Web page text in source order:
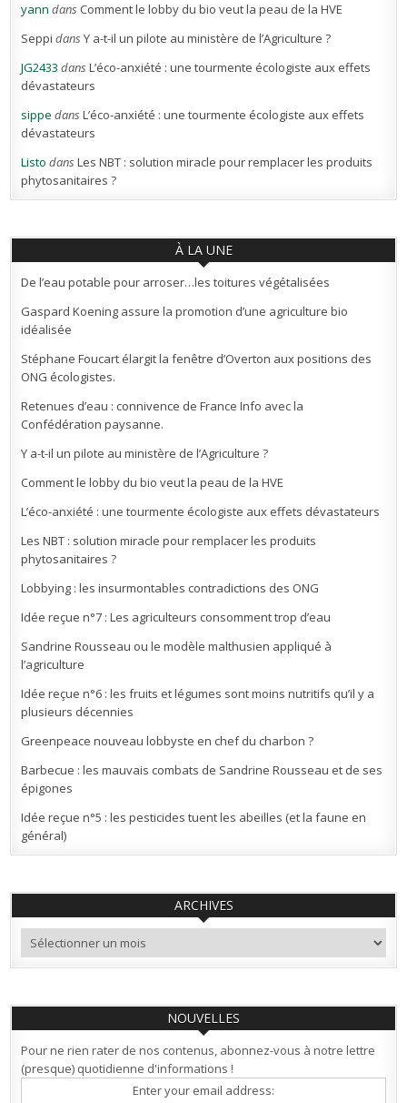
yann dans Comment le lobby du bio veut la peau de la HVE
Seppi dansY a-t-il un pilote au ministère de l’Agriculture ?
JG2433 dansL’éco-anxiété : une tourmente écologiste aux effets
dévastateurs
sippe dansL’éco-anxiété : une tourmente écologiste aux effets
dévastateurs
Listo dansLes NBT : solution miracle pour remplacer les produits
phytosanitaires ?
À LA UNE
De l’eau potable pour arroser…les toitures végétalisées
Gaspard Koening assure la promotion d’une agriculture bio
idéalisée
Stéphane Foucart élargit la fenêtre d’Overton aux positions des
ONG écologistes.
Retenues d’eau : connivence de France Info avec la
Confédération paysanne.
Y a-t-il un pilote au ministère de l’Agriculture ?
Comment le lobby du bio veut la peau de la HVE
L’éco-anxiété : une tourmente écologiste aux effets dévastateurs
Les NBT : solution miracle pour remplacer les produits
phytosanitaires ?
Lobbying : les insurmontables contradictions des ONG
Idée reçue n°7 : Les agriculteurs consomment trop d’eau
Sandrine Rousseau ou le modèle malthusien appliqué à
l’agriculture
Idée reçue n°6 : les fruits et légumes sont moins nutritifs qu’il y a
plusieurs décennies
Greenpeace nouveau lobbyste en chef du charbon ?
Barbecue : les mauvais combats de Sandrine Rousseau et de ses
épigones
Idée reçue n°5 : les pesticides tuent les abeilles (et la faune en
général)
ARCHIVES
Archives
NOUVELLES
Pour ne rien rater de nos contenus, abonnez-vous à notre lettre
(presque) quotidienne d'informations !
Enter your email address: